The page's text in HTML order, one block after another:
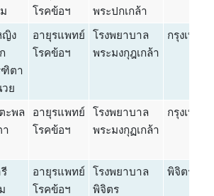
โรคข้อฯ
พระปกเกล้า
ญิง
ตา
ย
อายุรแพทย์
โรคข้อฯ
โรงพยาบาล
พระมงกุฎเกล้า
กรุงเทพ
ะพล
า
อายุรแพทย์
โรคข้อฯ
โรงพยาบาล
พระมงกุฏเกล้า
กรุงเทพ
อายุรแพทย์
โรคข้อฯ
โรงพยาบาล
พิจิตร
พิจิตร